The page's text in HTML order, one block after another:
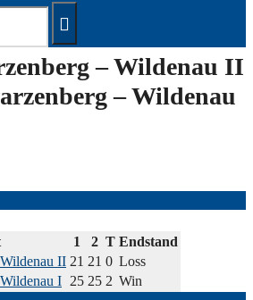
– Wildenau II
– Wildenau
1 2 T Endstand
II 21 21 0 Loss
I 25 25 2 Win